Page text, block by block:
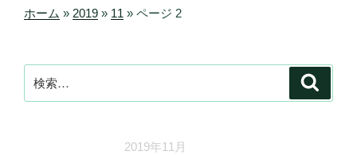
送
り
ジ
ホーム » 2019 » 11 » ページ 2
索:
2019年11月